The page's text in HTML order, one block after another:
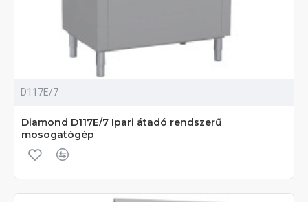
D117E/7
Diamond D117E/7 Ipari átadó rendszerű
mosogatógép